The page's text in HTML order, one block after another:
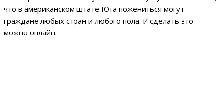
что в американском штате Юта пожениться могут
граждане любых стран и любого пола. И сделать это
можно онлайн.